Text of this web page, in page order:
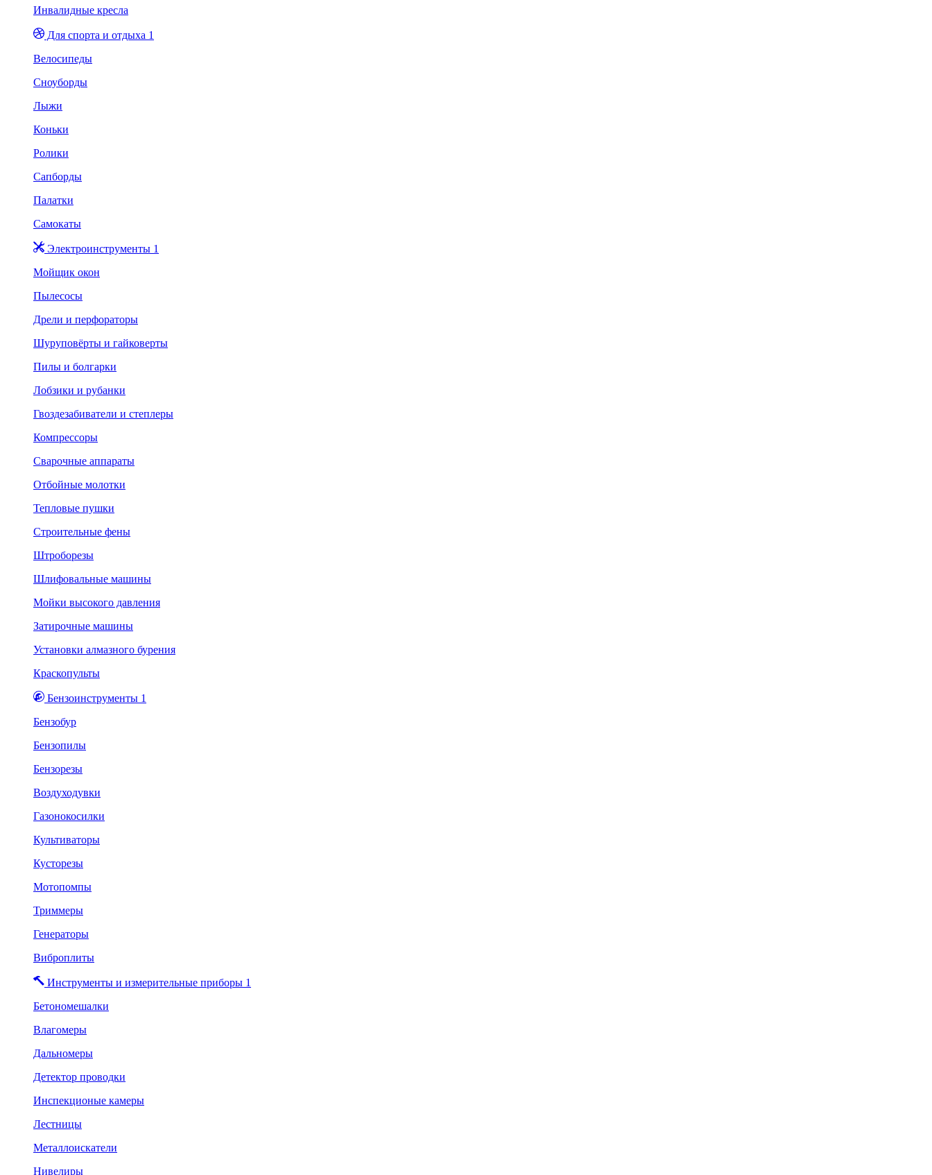
Инвалидные кресла
Для спорта и отдыха 1
Велосипеды
Сноуборды
Лыжи
Коньки
Ролики
Сапборды
Палатки
Самокаты
Электроинструменты 1
Мойщик окон
Пылесосы
Дрели и перфораторы
Шуруповёрты и гайковерты
Пилы и болгарки
Лобзики и рубанки
Гвоздезабиватели и степлеры
Компрессоры
Сварочные аппараты
Отбойные молотки
Тепловые пушки
Строительные фены
Штроборезы
Шлифовальные машины
Мойки высокого давления
Затирочные машины
Установки алмазного бурения
Краскопульты
Бензоинструменты 1
Бензобур
Бензопилы
Бензорезы
Воздуходувки
Газонокосилки
Культиваторы
Кусторезы
Мотопомпы
Триммеры
Генераторы
Виброплиты
Инструменты и измерительные приборы 1
Бетономешалки
Влагомеры
Дальномеры
Детектор проводки
Инспекционые камеры
Лестницы
Металлоискатели
Нивелиры